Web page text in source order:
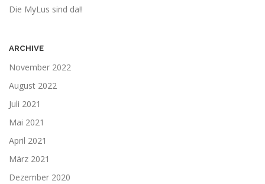
Die MyLus sind da!!
ARCHIVE
November 2022
August 2022
Juli 2021
Mai 2021
April 2021
März 2021
Dezember 2020